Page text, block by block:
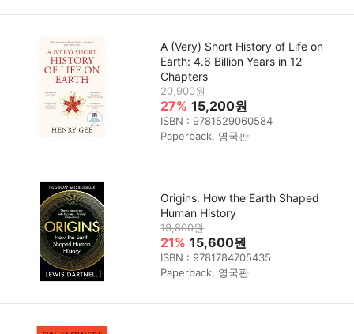
A (Very) Short History of Life on
Earth: 4.6 Billion Years in 12
Chapters
20,900원
27% 15,200원
ISBN : 9781529060584
Paperback, 영국판
Origins: How the Earth Shaped
Human History
19,800원
21% 15,600원
ISBN : 9781784705435
Paperback, 영국판